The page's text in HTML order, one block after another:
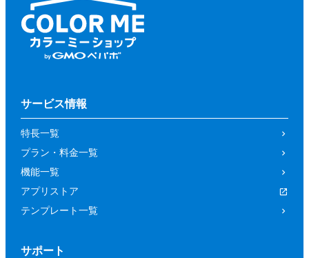
サービス情報
特長一覧
プラン・料金一覧
機能一覧
アプリストア
テンプレート一覧
サポート